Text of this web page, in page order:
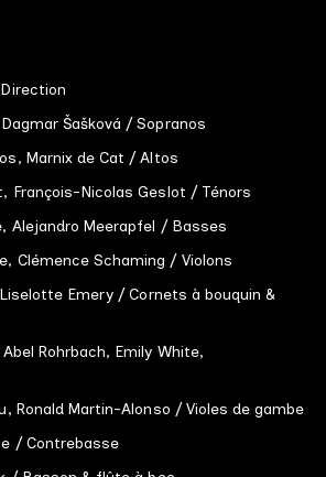
baroques
Šašková / Sopranos
Marnix de Cat / Altos
François-Nicolas Geslot / Ténors
Alejandro Meerapfel / Basses
Clémence Schaming / Violons
Emery / Cornets à bouquin &
Rohrbach, Emily White,
Ronald Martin-Alonso / Violes de gambe
/ Contrebasse